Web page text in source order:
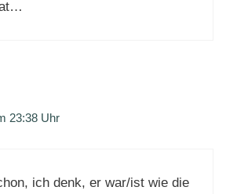
23:38 Uhr
ich denk, er war/ist wie die